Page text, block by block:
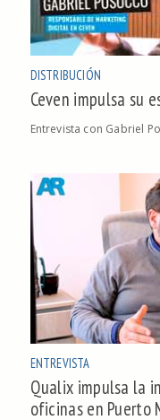
DISTRIBUCIÓN
Ceven impulsa su
Entrevista con Gabriel
ENTREVISTA
Qualix impulsa la
oficinas en Puerto